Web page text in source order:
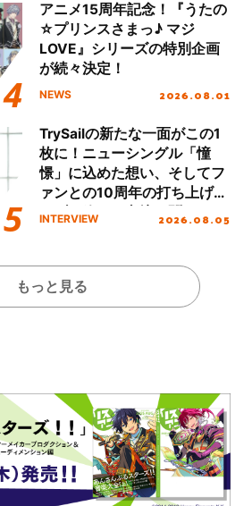
アニメ15周年記念！『うたの
☆プリンスさまっ♪ マジ
LOVE』シリーズの特別企画
が続々決定！
NEWS 2026.08.01
TrySailの新たな一面がこの1
枚に！ニューシングル「憧
憬」に込めた想い、そしてフ
ァンとの10周年の打ち上げラ
イブを終えた心境を聞いた。
INTERVIEW 2026.08.05
もっと見る